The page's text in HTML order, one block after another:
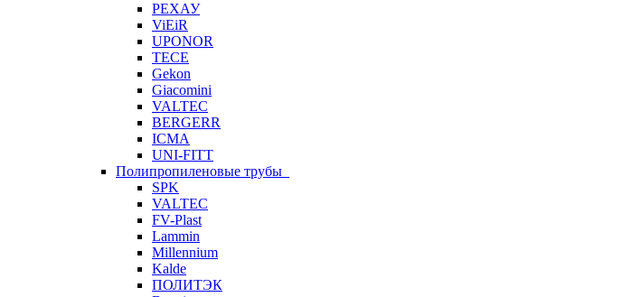
РЕХАУ
ViEiR
UPONOR
TECE
Gekon
Giacomini
VALTEC
BERGERR
ICMA
UNI-FITT
Полипропиленовые трубы
SPK
VALTEC
FV-Plast
Lammin
Millennium
Kalde
ПОЛИТЭК